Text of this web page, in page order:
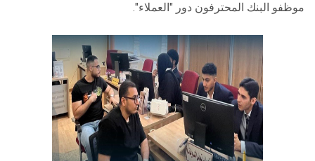
موظفو البنك المحترفون دور "العملاء".